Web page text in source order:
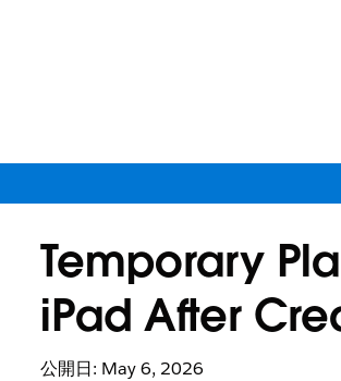
Temporary
iPad After
公開日: May 6, 2026